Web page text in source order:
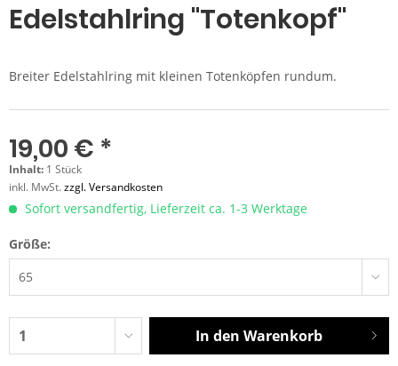
Edelstahlring "Totenkopf"
Breiter Edelstahlring mit kleinen Totenköpfen rundum.
19,00 € *
Inhalt: 1 Stück
inkl. MwSt.zzgl. Versandkosten
Sofort versandfertig, Lieferzeit ca. 1-3 Werktage
Größe:
In den Warenkorb